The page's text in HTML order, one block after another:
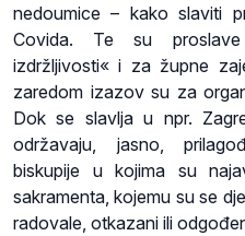
nedoumice – kako slaviti
Covida. Te su
izdržljivosti« i za župne
zaredom izazov su za
Dok se slavlja u npr.
održavaju, jasno,
biskupije u kojima su
sakramenta, kojemu su se
radovale, otkazani ili